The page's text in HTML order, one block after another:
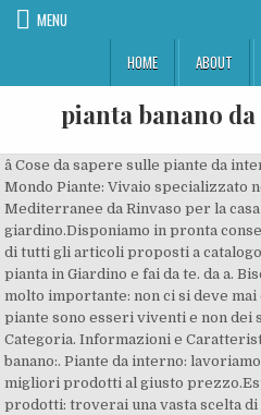
MENU
HOME
ABOUT
pianta banano
â Cose da sapere sulle piante da
Mondo Piante: Vivaio specializzato
Mediterranee da Rinvaso per la
giardino.Disponiamo in pronta
di tutti gli articoli proposti a
pianta in Giardino e fai da te. da a.
molto importante: non ci si deve
piante sono esseri viventi e non dei
Categoria. Informazioni e
banano:. Piante da interno:
migliori prodotti al giusto
prodotti: troverai una vasta scelta